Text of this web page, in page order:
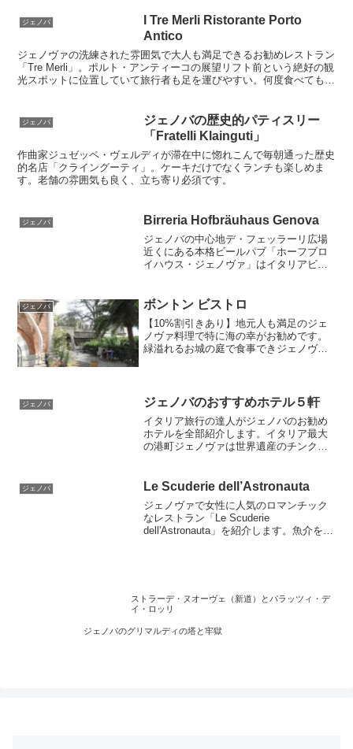
ジェノバ
I Tre Merli Ristorante Porto
Antico
ジェノヴァの洗練された雰囲気で大人も満足できるお勧めレストラン
「Tre Merli」。ポルト・アンティーコの展望リフト前という絶好の観
光スポットに位置していて旅行者も足を運びやすい。何度食べても料
ジェノバ
ジェノバの歴史的パティスリー
「Fratelli Klainguti」
作曲家ジュゼッペ・ヴェルディが滞在中に惚れこんで毎朝通った歴史
的名店「クライングーティ」。ケーキだけでなくランチも楽しめま
す。老舗の雰囲気も良く、立ち寄り必須です。
ジェノバ Birreria Hofbräuhaus Genova
ジェノバの中心地デ・フェッラーリ広場
近くにある本格ビールパブ「ホーフブロ
イハウス・ジェノヴァ」はイタリアビー
北イタリアのアルト・アディジェとチロ
観光でのどの渇きを感じたらこのビアホ
ールに直行しよう！旅行の楽しい思い出
になる美味しいお店です。
ジェノバ ボントン ビストロ
【10%割引きあり】地元人も満足のジェ
ノヴァ料理で特に海の幸がお勧めです。
緑溢れるお城の庭で食事できジェノヴァ
のみ営業しています。
ジェノバ ジェノバのおすすめホテル５軒
イタリア旅行の達人がジェノバのお勧め
ホテルを全部紹介します。イタリア最大
の港町ジェノヴァは世界遺産のチンクエ
最近は特に人気観光地となっています。
光が楽しめます。
ジェノバ Le Scuderie dell’Astronauta
ジェノヴァで女性に人気のロマンチック
なレストラン「Le Scuderie
dell'Astronauta」を紹介します。魚介をた
ストラーデ・ヌオーヴェ（新道）とパラッツィ・デ
イ・ロッリ
ジェノバのグリマルディの塔と牢獄